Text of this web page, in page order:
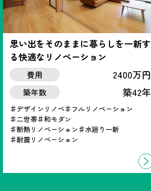
思い出をそのままに暮らしを一新す
る快適なリノベーション
費用 2400万円
築年数 築42年
デザインリノベ
フルリノベーション
二世帯
和モダン
断熱リノベーション
水廻り一新
耐震リノベーション